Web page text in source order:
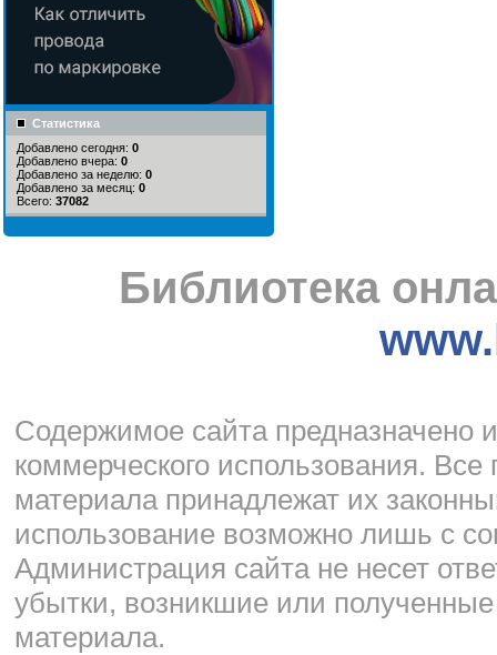
Статистика
Добавлено сегодня: 0
Добавлено вчера: 0
Добавлено за неделю: 0
Добавлено за месяц: 0
Всего: 37082
Библиотека
Cодержимое сайта предназначено
коммерческого использования.
материала принадлежат их
использование возможно лишь с
Администрация сайта не несет
убытки, возникшие или
материала.